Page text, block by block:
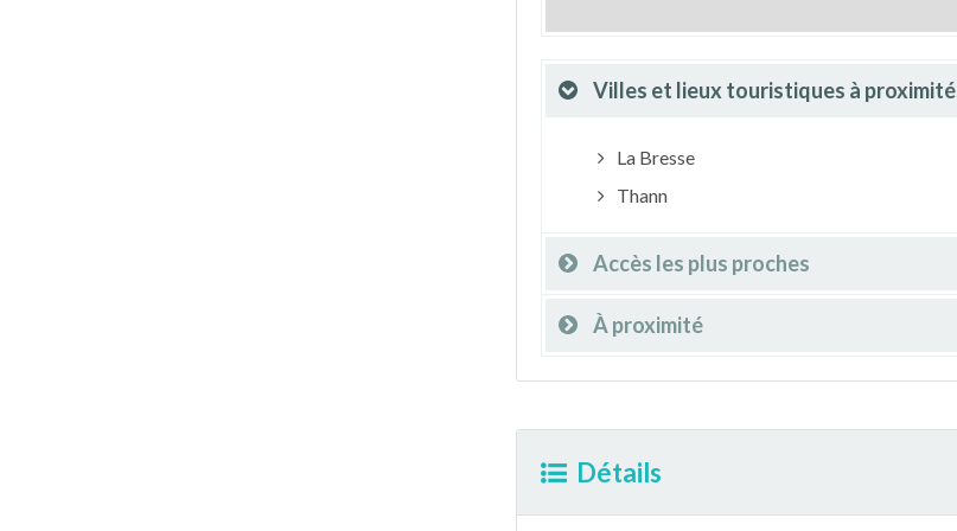
Villes et lieux touristiques à proximité
La Bresse
Thann
Accès les plus proches
À proximité
Détails